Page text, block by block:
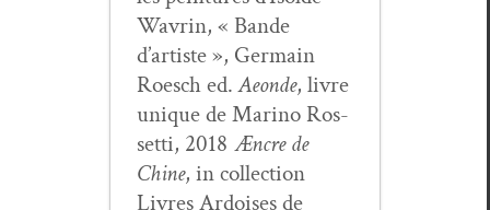
Wavrin, « Bande
d’artiste », Ger­main
Roesch ed.Aeonde, livre
unique de Mari­no Ros­
set­ti, 2018 Æncre de
Chine, in col­lec­tion
Livres Ardois­es de